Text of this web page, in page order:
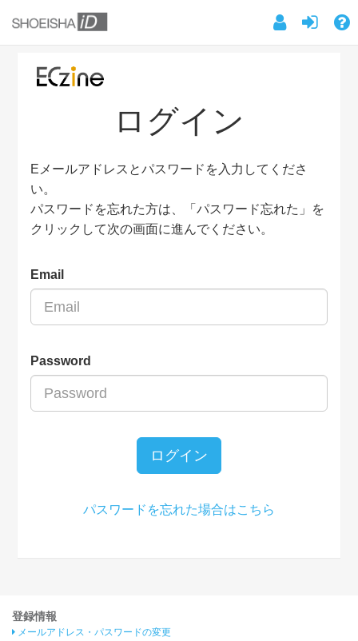
ログイン
Eメールアドレスとパスワードを入力してくださ
い。
パスワードを忘れた方は、「パスワード忘れた」を
クリックして次の画面に進んでください。
Email
Password
ログイン
パスワードを忘れた場合はこちら
登録情報
メールアドレス・パスワードの変更